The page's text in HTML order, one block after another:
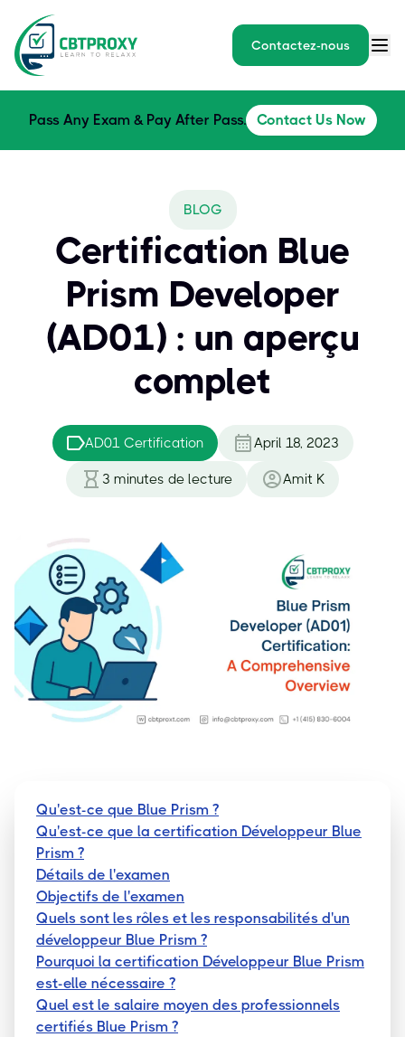
Contactez-nous
Pass Any Exam & Pay After Pass. Contact Us Now
BLOG
Certification Blue
Prism Developer
(AD01) : un aperçu
complet
AD01 Certification April 18, 2023
3 minutes de lecture Amit K
Qu'est-ce que Blue Prism ?
Qu'est-ce que la certification Développeur Blue
Prism ?
Détails de l'examen
Objectifs de l'examen
Quels sont les rôles et les responsabilités d'un
développeur Blue Prism ?
Pourquoi la certification Développeur Blue Prism
est-elle nécessaire ?
Quel est le salaire moyen des professionnels
certifiés Blue Prism ?